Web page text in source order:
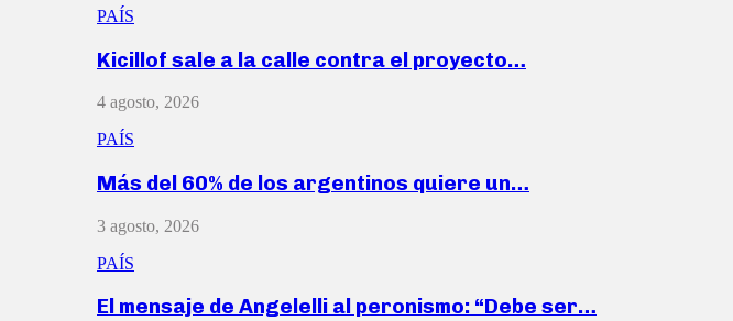
PAÍS
Kicillof sale a la calle contra el proyecto…
4 agosto, 2026
PAÍS
Más del 60% de los argentinos quiere un…
3 agosto, 2026
PAÍS
El mensaje de Angelelli al peronismo: “Debe ser…